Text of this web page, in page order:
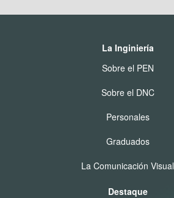
La Inginiería
Sobre el PEN
Sobre el DNC
Personales
Graduados
La Comunicación Visual
Destaque